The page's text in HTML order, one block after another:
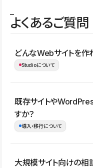
よくあるご質問
どんなWebサイトを作
Studioについて
コーポレートサイト、サ
グ・メディア、イベント
ォリオなど幅広く制作でき
既存サイトや
すか？
導入・移行について
はい。既存サイトの構成
大規模サイト向けの相